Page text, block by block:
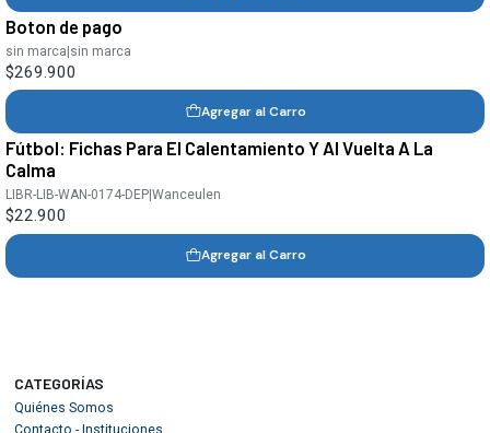
Boton de pago
sin marca|sin marca
$269.900
Agregar al Carro
Fútbol: Fichas Para El Calentamiento Y Al Vuelta A La
Calma
LIBR-LIB-WAN-0174-DEP |Wanceulen
$22.900
Agregar al Carro
CATEGORÍAS
Quiénes Somos